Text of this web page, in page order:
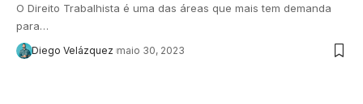
O Direito Trabalhista é uma das áreas que mais tem demanda
para…
Diego Velázquez maio 30, 2023